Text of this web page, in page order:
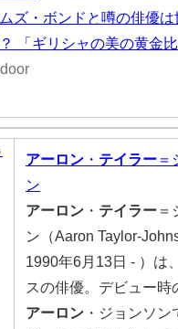
ズ・ボンドと噂の俳優は
「ギリシャの美の黄金
アーロン ・ テイラー ＝
ン
アーロン ・ テイラー ＝
ン（Aaron Taylor-
1990年6月13日 - ）は
スの俳優。デビュー時
アーロン ・ジョンソン